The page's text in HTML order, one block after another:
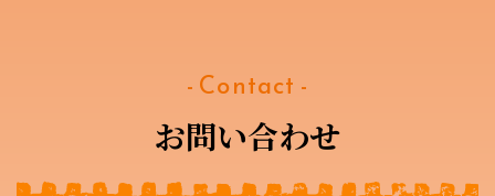
- Contact -
お問い合わせ